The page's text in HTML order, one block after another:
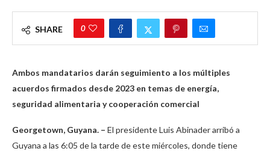
SHARE 0
Ambos mandatarios darán seguimiento a los múltiples
acuerdos firmados desde 2023 en temas de energía,
seguridad alimentaria y cooperación comercial
Georgetown, Guyana. – El presidente Luis Abinader arribó a
Guyana a las 6:05 de la tarde de este miércoles, donde tiene